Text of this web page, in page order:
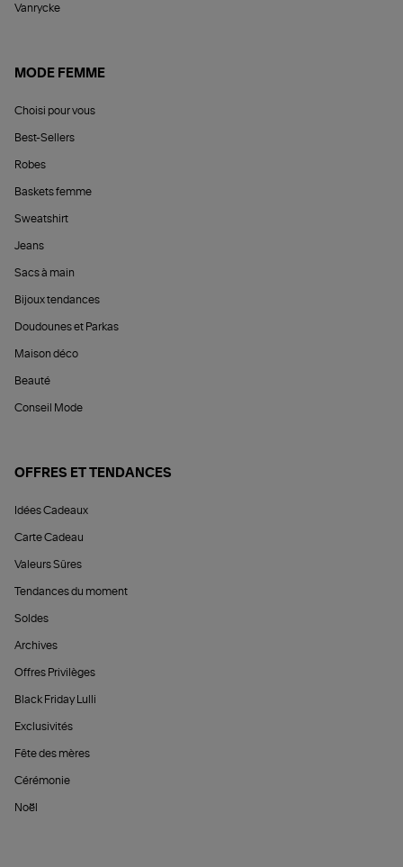
Vanrycke
MODE FEMME
Choisi pour vous
Best-Sellers
Robes
Baskets femme
Sweatshirt
Jeans
Sacs à main
Bijoux tendances
Doudounes et Parkas
Maison déco
Beauté
Conseil Mode
OFFRES ET TENDANCES
Idées Cadeaux
Carte Cadeau
Valeurs Sûres
Tendances du moment
Soldes
Archives
Offres Privilèges
Black Friday Lulli
Exclusivités
Fête des mères
Cérémonie
Noël